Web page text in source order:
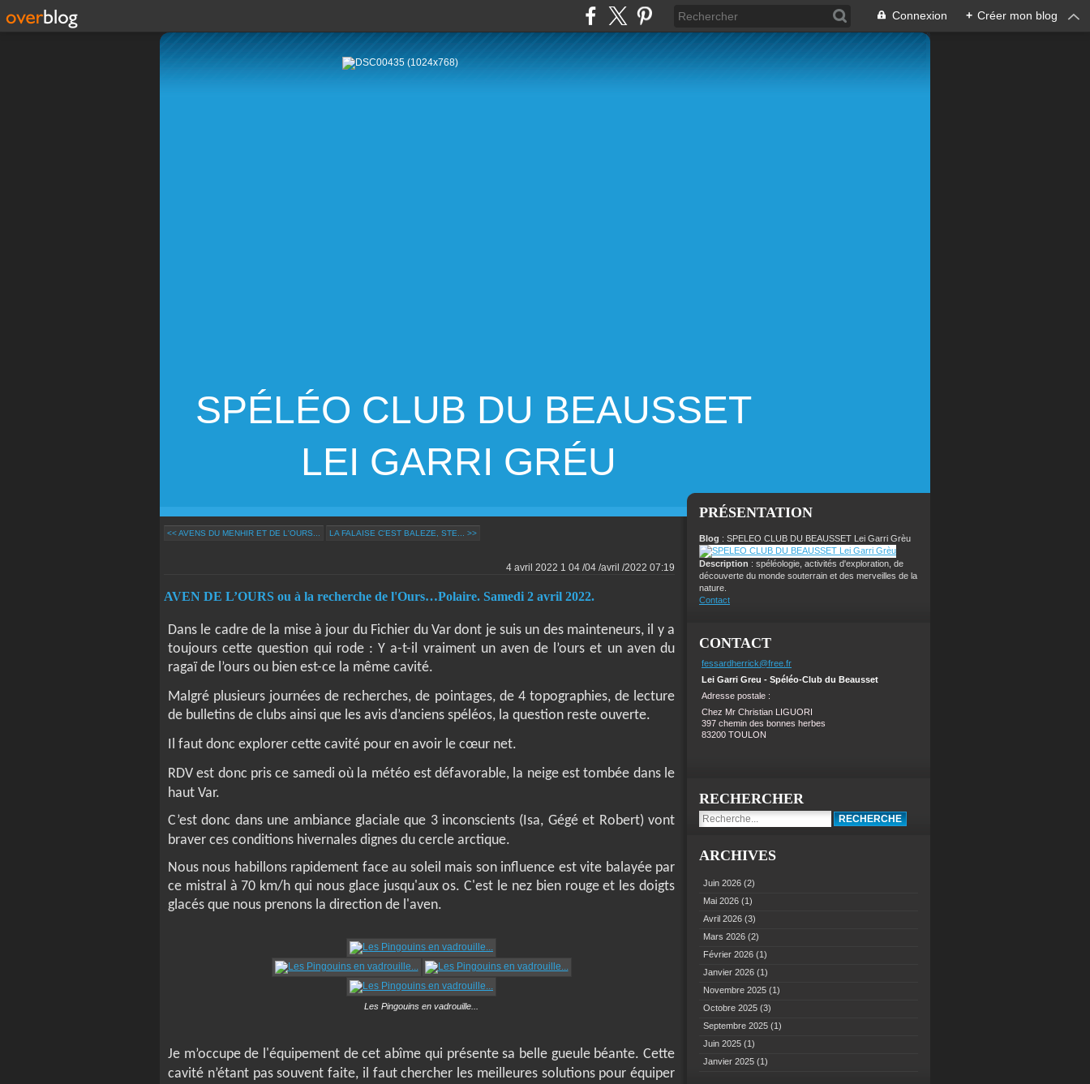
Connexion + Créer mon blog
SPÉLÉO CLUB DU BEAUSSET
LEI GARRI GRÉU
<< AVENS DU MENHIR ET DE L'OURS... LA FALAISE C'EST BALEZE, STE... >>
4 avril 2022 1 04 /04 /avril /2022 07:19
AVEN DE L’OURS ou à la recherche de l'Ours…Polaire. Samedi 2 avril 2022.
Dans le cadre de la mise à jour du Fichier du Var dont je suis un des mainteneurs, il y a
toujours cette question qui rode : Y a-t-il vraiment un aven de l’ours et un aven du
ragaï de l’ours ou bien est-ce la même cavité.
Malgré plusieurs journées de recherches, de pointages, de 4 topographies, de lecture
de bulletins de clubs ainsi que les avis d’anciens spéléos, la question reste ouverte.
Il faut donc explorer cette cavité pour en avoir le cœur net.
RDV est donc pris ce samedi où la météo est défavorable, la neige est tombée dans le
haut Var.
C’est donc dans une ambiance glaciale que 3 inconscients (Isa, Gégé et Robert) vont
braver ces conditions hivernales dignes du cercle arctique.
Nous nous habillons rapidement face au soleil mais son influence est vite balayée par
ce mistral à 70 km/h qui nous glace jusqu'aux os. C'est le nez bien rouge et les doigts
glacés que nous prenons la direction de l'aven.
Les Pingouins en vadrouille...
Je m’occupe de l'équipement de cet abîme qui présente sa belle gueule béante. Cette
cavité n’étant pas souvent faite, il faut chercher les meilleures solutions pour équiper
PRÉSENTATION
Blog : SPELEO CLUB DU BEAUSSET Lei Garri Grèu
Description : spéléologie, activités d'exploration, de
découverte du monde souterrain et des merveilles de la
nature.
Contact
CONTACT
fessardherrick@free.fr
Lei Garri Greu - Spéléo-Club du Beausset
Adresse postale :
Chez Mr Christian LIGUORI
397 chemin des bonnes herbes
83200 TOULON
RECHERCHER
ARCHIVES
Juin 2026 (2)
Mai 2026 (1)
Avril 2026 (3)
Mars 2026 (2)
Février 2026 (1)
Janvier 2026 (1)
Novembre 2025 (1)
Octobre 2025 (3)
Septembre 2025 (1)
Juin 2025 (1)
Janvier 2025 (1)